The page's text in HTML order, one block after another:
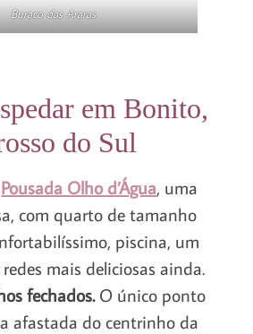
Buraco das Araras
em Bonito,
do Sul
Pousada Olho d’Água, uma
com quarto de tamanho
piscina, um
mais deliciosas ainda.
fechados.O único ponto
afastada do centrinho da